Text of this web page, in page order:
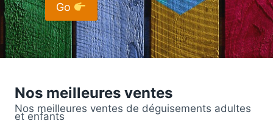
Go
Nos meilleures ventes
Nos meilleures ventes de déguisements adultes
et enfants